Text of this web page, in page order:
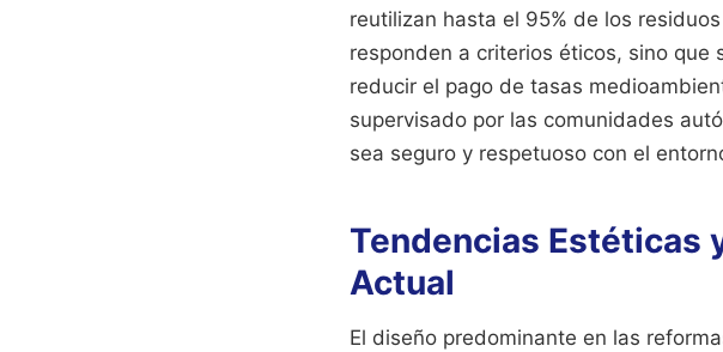
reutilizan hasta el 95% de los
responden a criterios éticos, sino
reducir el pago de tasas
supervisado por las comunidades
sea seguro y respetuoso con el
Tendencias Estéticas
Actual
El diseño predominante en las